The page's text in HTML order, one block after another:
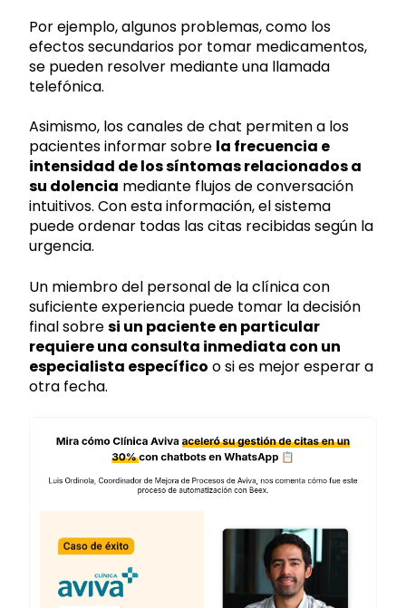
Por ejemplo, algunos problemas, como los
efectos secundarios por tomar medicamentos,
se pueden resolver mediante una llamada
telefónica.
Asimismo, los canales de chat permiten a los
pacientes informar sobre la frecuencia e
intensidad de los síntomas relacionados a
su dolencia mediante flujos de conversación
intuitivos. Con esta información, el sistema
puede ordenar todas las citas recibidas según la
urgencia.
Un miembro del personal de la clínica con
suficiente experiencia puede tomar la decisión
final sobresi un paciente en particular
requiere una consulta inmediata con un
especialista específico o si es mejor esperar a
otra fecha.